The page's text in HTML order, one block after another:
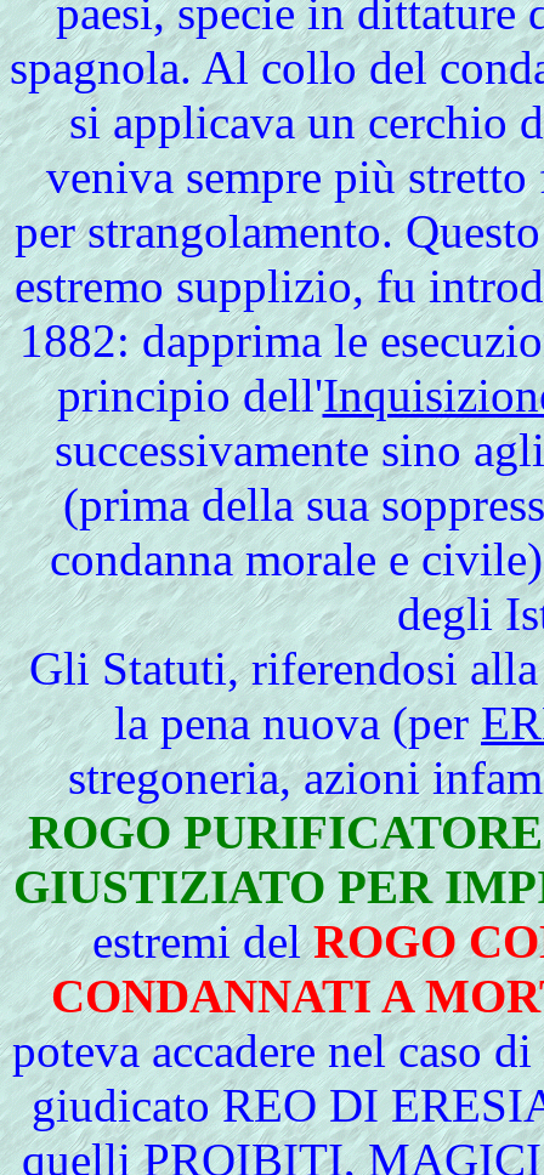
paesi, specie in dittature
spagnola. Al collo del
si applicava un cerchio
veniva sempre più
per strangolamento.
estremo supplizio, fu
1882: dapprima le
principio dell'
successivamente sino
(prima della sua
condanna morale e
degli
GliStatuti, riferendosi
la pena nuova (per
stregoneria, azioni
ROGO
GIUSTIZIATO PER
estremi delROGO
CONDANNATI A
poteva accadere nel caso
giudicato REO DI
quelliPROIBITI,MAGICI